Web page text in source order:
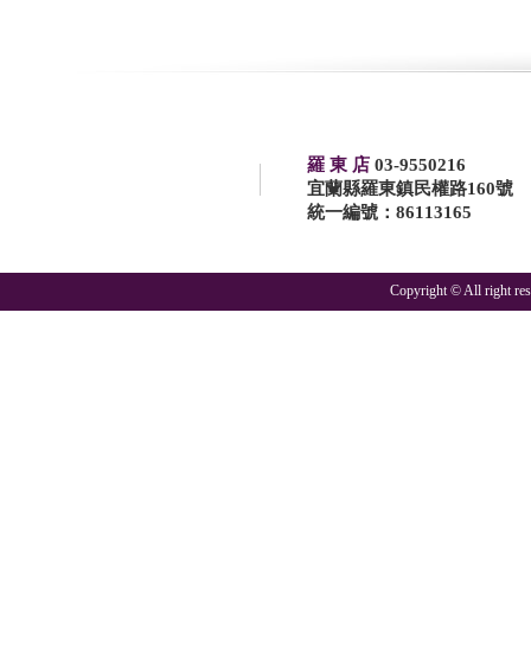
羅 東 店 03-9550216
宜蘭縣羅東鎮民權路160號
統一編號：86113165
Copyright © All right